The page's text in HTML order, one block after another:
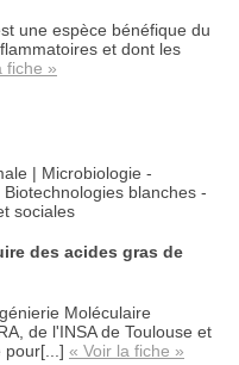
une espèce bénéfique du
et dont les
fiche »
| Microbiologie -
blanches -
sociales
des acides gras de
Moléculaire
de l'INSA de Toulouse et
pour[...] « Voir la fiche »